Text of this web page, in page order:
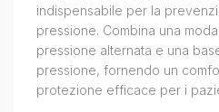
indispensabile per la
pressione. Combina una
pressione alternata e una
pressione, fornendo un
protezione efficace per i